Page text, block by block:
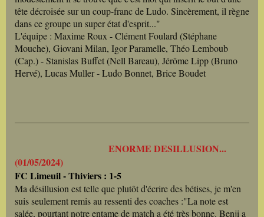
tête décroisée sur un coup-franc de Ludo. Sincèrement, il règne
dans ce groupe un super état d'esprit..."
L'équipe : Maxime Roux - Clément Foulard (Stéphane
Mouche), Giovani Milan, Igor Paramelle, Théo Lemboub
(Cap.) - Stanislas Buffet (Nell Bareau), Jérôme Lipp (Bruno
Hervé), Lucas Muller - Ludo Bonnet, Brice Boudet
ENORME DESILLUSION...
(01/05/2024)
FC Limeuil - Thiviers : 1-5
Ma désillusion est telle que plutôt d'écrire des bétises, je m'en
suis seulement remis au ressenti des coaches :"La note est
salée, pourtant notre entame de match a été très bonne. Benji a